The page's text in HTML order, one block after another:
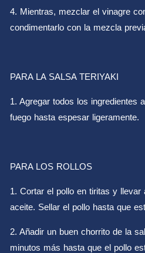
4. Mientras, mezclar el vinagre
condimentarlo con la mezcla
PARA LA SALSA TERIYAKI
1. Agregar todos los ingredientes
fuego hasta espesar ligeramente.
PARA LOS ROLLOS
1. Cortar el pollo en tiritas y
aceite. Sellar el pollo hasta que
2. Añadir un buen chorrito de la
minutos más hasta que el pollo